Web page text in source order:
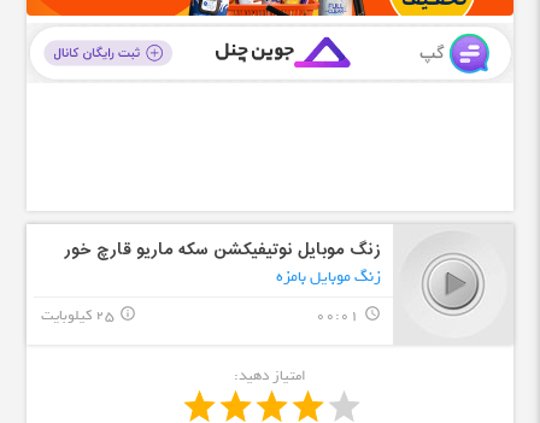
زنگ موبایل نوتیفیکشن سکه ماریو قارچ خور
زنگ موبایل بامزه
query_builder
00:01 25 کیلوبایت info_outline
امتیاز دهید: